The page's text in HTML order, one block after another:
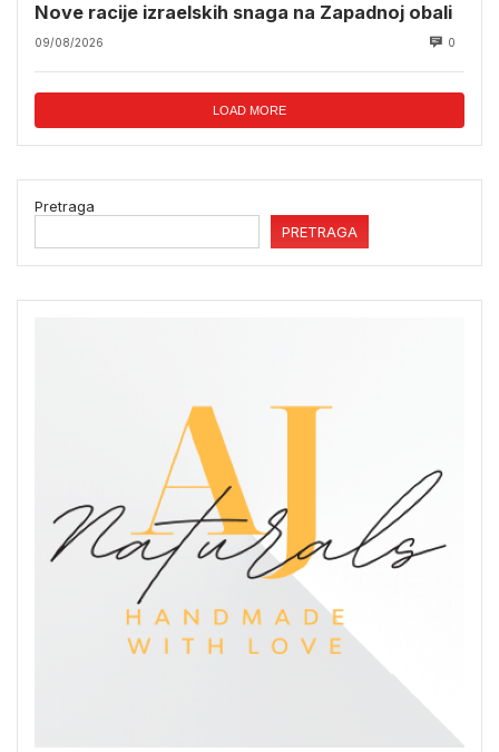
Nove racije izraelskih snaga na Zapadnoj obali
09/08/2026 0
LOAD MORE
Pretraga
PRETRAGA